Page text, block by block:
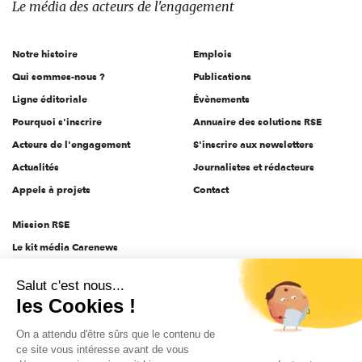
l'engagement
Le média des acteurs de l'engagement
Notre histoire
Qui sommes-nous ?
Ligne éditoriale
Pourquoi s'inscrire
Acteurs de l'engagement
Actualités
Appels à projets
Emplois
Publications
Évènements
Annuaire des solutions RSE
S'inscrire aux newsletters
Journalistes et rédacteurs
Contact
Mission RSE
Le kit média Carenews
AEF info
Novethic
PRODURABLE
Salut c'est nous...
les Cookies !
On a attendu d'être sûrs que le contenu de
ce site vous intéresse avant de vous